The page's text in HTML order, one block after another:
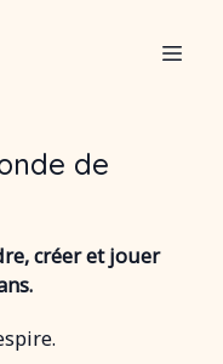
de
créer et jouer